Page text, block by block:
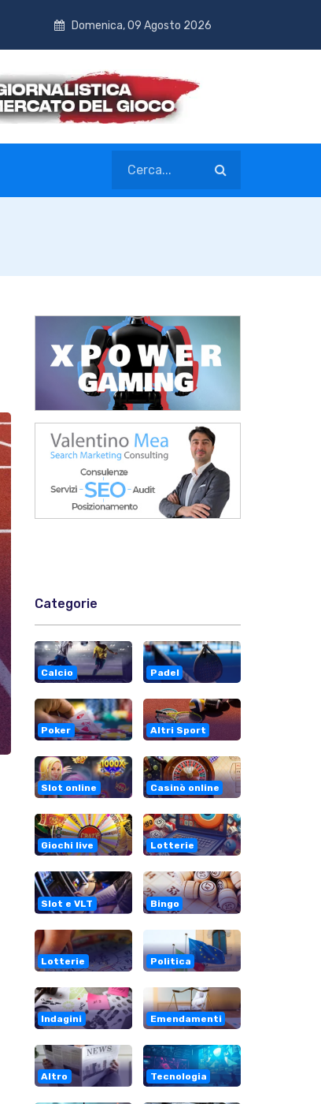
Domenica, 09 Agosto 2026
Categorie
Calcio Padel
Poker Altri Sport
Slot online Casinò online
Giochi live Lotterie
Slot e VLT Bingo
Lotterie Politica
Indagini Emendamenti
Altro Tecnologia